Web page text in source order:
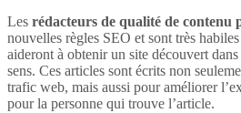
Les rédacteurs de qualité de contenu
nouvelles règles SEO et sont très
aideront à obtenir un site découvert
sens. Ces articles sont écrits non
trafic web, mais aussi pour améliorer
pour la personne qui trouve l’article.